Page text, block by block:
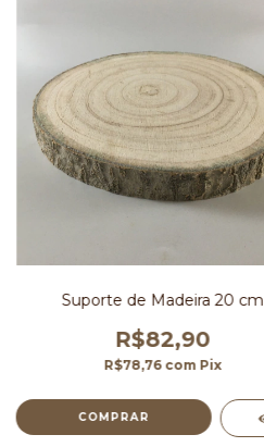
Suporte de Madeira 20 cm
R$82,90
R$78,76 com Pix